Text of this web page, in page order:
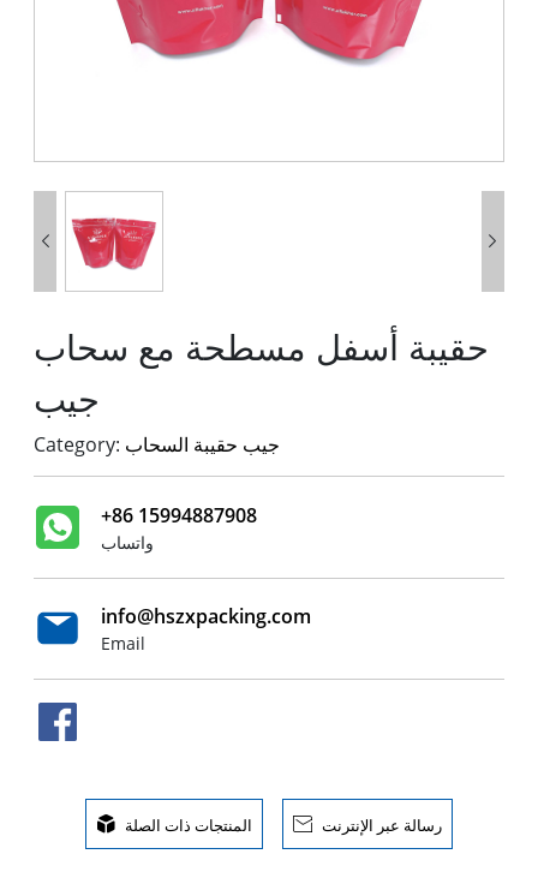
 
حقيبة أسفل مسطحة مع سحاب
جيب
Category: جيب حقيبة السحاب
+86 15994887908
واتساب
info@hszxpacking.com
Email
 المنتجات ذات الصلة  رسالة عبر الإنترنت